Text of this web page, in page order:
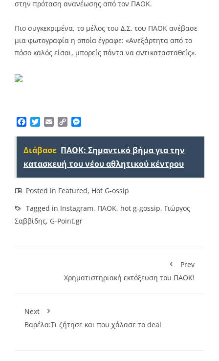
στην πρόταση ανανέωσης από τον ΠΑΟΚ.
Πιο συγκεκριμένα, το μέλος του Δ.Σ. του ΠΑΟΚ ανέβασε
μια φωτογραφία η οποία έγραφε: «Ανεξάρτητα από το
πόσο καλός είσαι, μπορείς πάντα να αντικατασταθείς».
Facebook
TwitterEmailCopy
Διάβασε ΠΑΟΚ: Σημαντικό βήμα για την
κατασκευή του νέου αθλητικού κέντρου
Posted in Featured, Hot G-ossip
Tagged in Instagram, ΠΑΟΚ, hot g-gossip, Γιώργος
Σαββίδης, G-Point.gr
Prev
Χρηματιστηριακή εκτόξευση του ΠΑΟΚ!
Next
Βαρέλα:Τι ζήτησε και που χάλασε το deal